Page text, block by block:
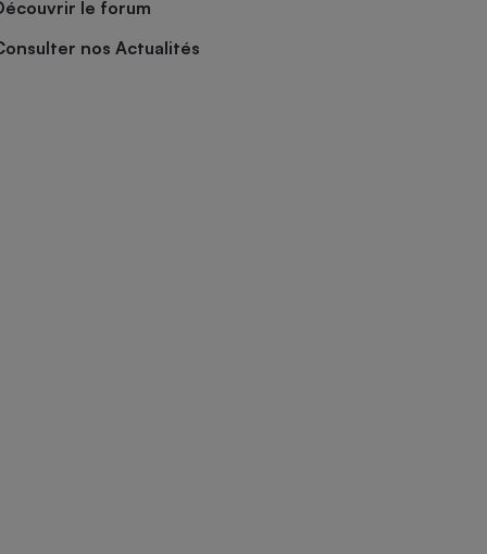
le forum
nos Actualités